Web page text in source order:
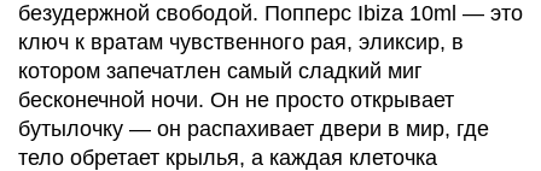
безудержной свободой. Попперс Ibiza 10ml — это
ключ к вратам чувственного рая, эликсир, в
котором запечатлен самый сладкий миг
бесконечной ночи. Он не просто открывает
бутылочку — он распахивает двери в мир, где
тело обретает крылья, а каждая клеточка